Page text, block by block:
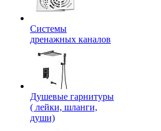
Системы
дренажных каналов
Душевые гарнитуры
( лейки, шланги,
души)